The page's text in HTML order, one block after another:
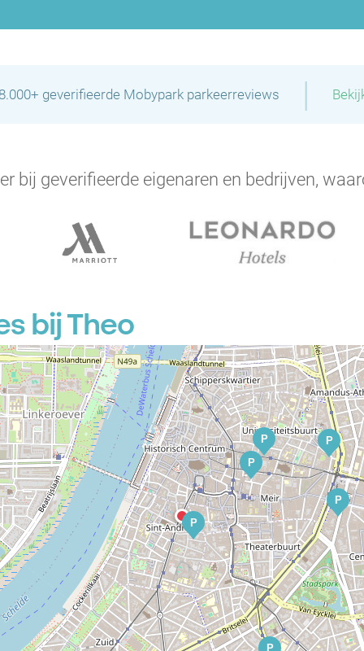
geverifieerde Mobypark parkeerreviews |
bij geverifieerde eigenaren en bedrijven,
bij Theo
P
P
P
P
P
P